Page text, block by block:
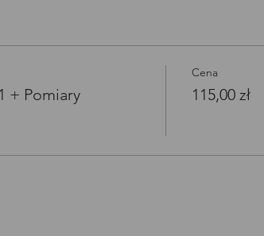
+ Pomiary
Cena
115,00 zł